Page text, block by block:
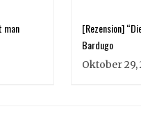
man
[Rezension]
Bardugo
Oktober 29,